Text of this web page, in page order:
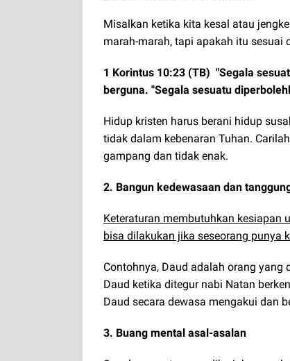
Misalkan ketika kita kesal atau
marah-marah, tapi apakah itu sesuai
1 Korintus 10:23 (TB) "Segala
berguna. "Segala sesuatu
Hidup kristen harus berani hidup
tidak dalam kebenaran Tuhan.
gampang dan tidak enak.
2. Bangun kedewasaan dan
Keteraturan membutuhkan kesiapan
bisa dilakukan jika seseorang punya
Contohnya, Daud adalah orang
Daud ketika ditegur nabi Natan
Daud secara dewasa mengakui dan
3. Buang mental asal-asalan